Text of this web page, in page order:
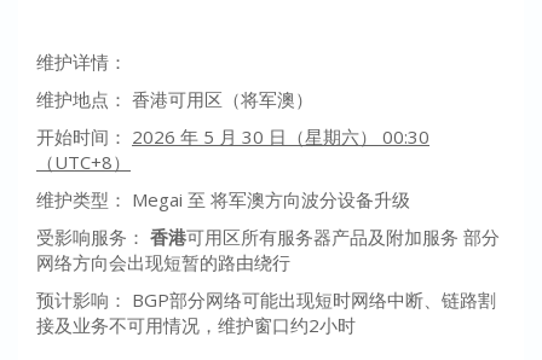
维护详情：
维护地点： 香港可用区（将军澳）
开始时间： 2026 年 5 月 30 日（星期六） 00:30
（UTC+8）
维护类型： Megai 至 将军澳方向波分设备升级
受影响服务： 香港可用区所有服务器产品及附加服务 部分
网络方向会出现短暂的路由绕行
预计影响： BGP部分网络可能出现短时网络中断、链路割
接及业务不可用情况，维护窗口约2小时